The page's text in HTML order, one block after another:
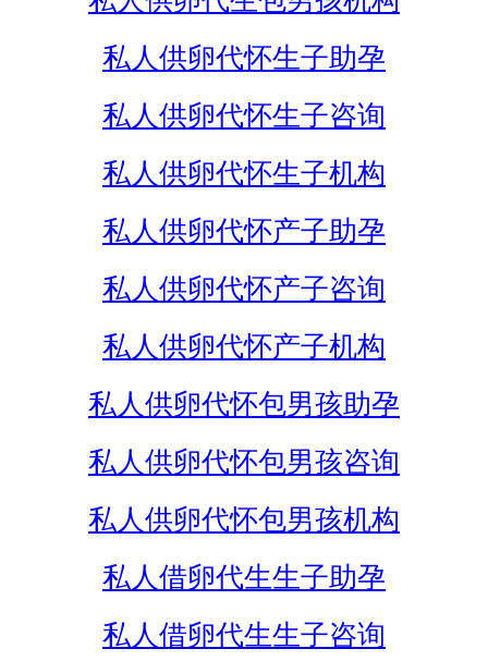
私人供卵代怀生子助孕
私人供卵代怀生子咨询
私人供卵代怀生子机构
私人供卵代怀产子助孕
私人供卵代怀产子咨询
私人供卵代怀产子机构
私人供卵代怀包男孩助孕
私人供卵代怀包男孩咨询
私人供卵代怀包男孩机构
私人借卵代生生子助孕
私人借卵代生生子咨询